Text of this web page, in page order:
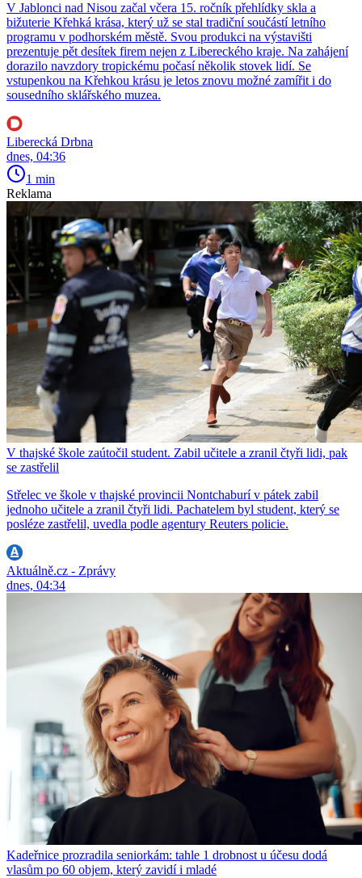
V Jablonci nad Nisou začal včera 15. ročník přehlídky skla a
bižuterie Křehká krása, který už se stal tradiční součástí letního
programu v podhorském městě. Svou produkci na výstavišti
prezentuje pět desítek firem nejen z Libereckého kraje. Na zahájení
dorazilo navzdory tropickému počasí několik stovek lidí. Se
vstupenkou na Křehkou krásu je letos znovu možné zamířit i do
sousedního sklářského muzea.
Liberecká Drbna
dnes, 04:36
1 min
Reklama
V thajské škole zaútočil student. Zabil učitele a zranil čtyři lidi, pak
se zastřelil
Střelec ve škole v thajské provincii Nontchaburí v pátek zabil
jednoho učitele a zranil čtyři lidi. Pachatelem byl student, který se
posléze zastřelil, uvedla podle agentury Reuters policie.
Aktuálně.cz - Zprávy
dnes, 04:34
Kadeřnice prozradila seniorkám: tahle 1 drobnost u účesu dodá
vlasům po 60 objem, který zavidí i mladé